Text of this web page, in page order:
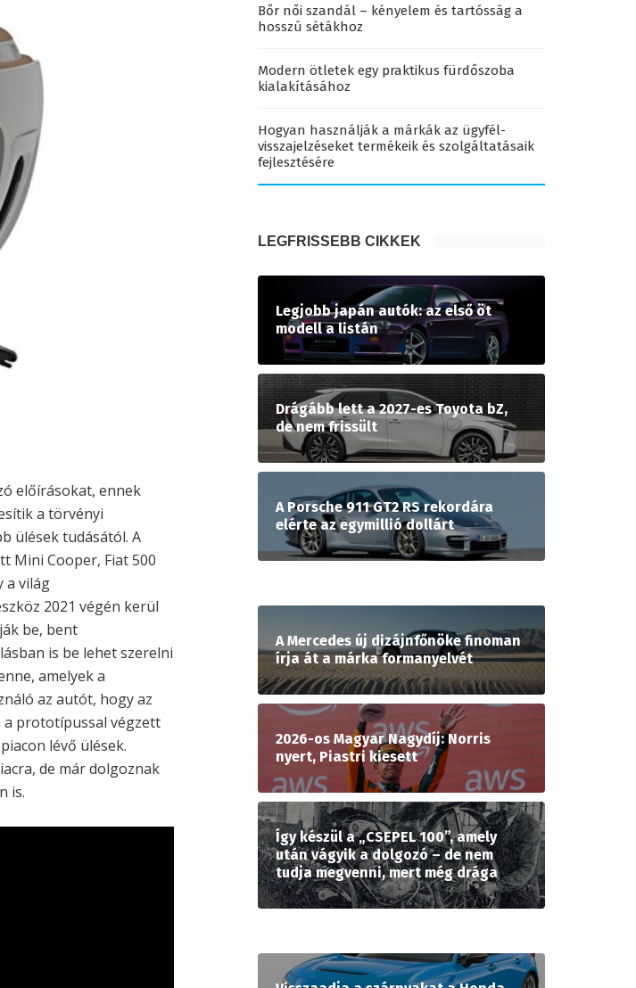
előírásokat, ennek
a törvényi
ülések tudásától. A
Mini Cooper, Fiat 500
a világ
2021 végén kerül
be, bent
is be lehet szerelni
amelyek a
az autót, hogy az
a prototípussal végzett
lévő ülések.
de már dolgoznak
is.
Bőr női szandál – kényelem és tartósság a
hosszú sétákhoz
Modern ötletek egy praktikus fürdőszoba
kialakításához
Hogyan használják a márkák az ügyfél-
visszajelzéseket termékeik és szolgáltatásaik
fejlesztésére
LEGFRISSEBB CIKKEK
Legjobb japán autók: az első öt
modell a listán
Drágább lett a 2027-es Toyota bZ,
de nem frissült
A Porsche 911 GT2 RS rekordára
elérte az egymillió dollárt
A Mercedes új dizájnfőnöke finoman
írja át a márka formanyelvét
2026-os Magyar Nagydíj: Norris
nyert, Piastri kiesett
Így készül a „CSEPEL 100”, amely
után vágyik a dolgozó – de nem
tudja megvenni, mert még drága